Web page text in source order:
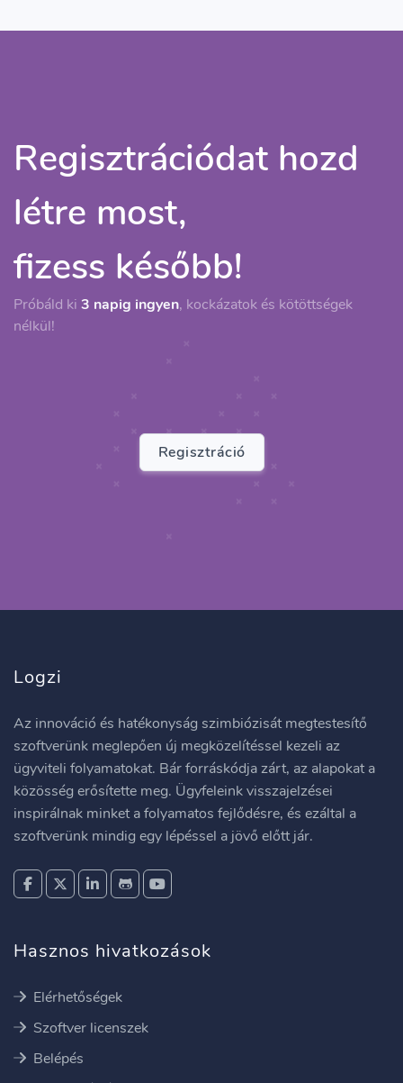
Regisztrációdat hozd
létre most,
fizess később!
Próbáld ki 3 napig ingyen, kockázatok és kötöttségek
nélkül!
Regisztráció
Logzi
Az innováció és hatékonyság szimbiózisát megtestesítő
szoftverünk meglepően új megközelítéssel kezeli az
ügyviteli folyamatokat. Bár forráskódja zárt, az alapokat a
közösség erősítette meg. Ügyfeleink visszajelzései
inspirálnak minket a folyamatos fejlődésre, és ezáltal a
szoftverünk mindig egy lépéssel a jövő előtt jár.
Hasznos hivatkozások
Elérhetőségek
Szoftver licenszek
Belépés